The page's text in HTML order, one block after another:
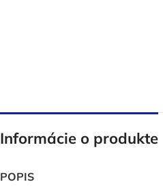
Informácie o produkte
POPIS